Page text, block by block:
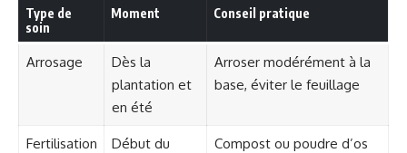
Type de
soin
Moment Conseil pratique
Arrosage
Dès la
plantation et
en été
Arroser modérément à la
base, éviter le feuillage
Fertilisation
Début du
Compost ou poudre d’os